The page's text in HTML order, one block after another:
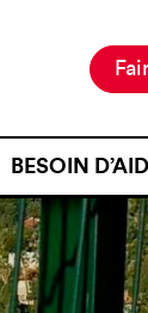
BESOIN
JE SUIS EN
SE RENDRE